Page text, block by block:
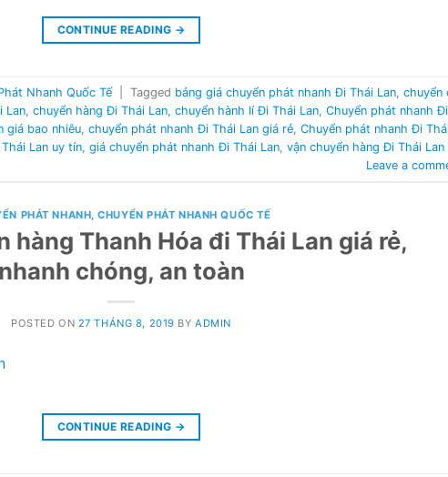
CONTINUE READING →
Nhanh Quốc Tế Tagged bảng giá chuyển phát nhanh Đi Thái Lan chuyển
Lan chuyển hàng Đi Thái Lan chuyển hành lí Đi Thái Lan Chuyển phát nhanh Đi
giá bao nhiêu chuyển phát nhanh Đi Thái Lan giá rẻ Chuyển phát nhanh Đi
Lan uy tín giá chuyển phát nhanh Đi Thái Lan vận chuyển hàng Đi Thái Lan
Leave a
PHÁT NHANH,CHUYỂN PHÁT NHANH QUỐC TẾ
hàng Thanh Hóa đi Thái Lan giá rẻ,
nhanh chóng, an toàn
POSTED ON 27 THÁNG 8, 2019 BY ADMIN
CONTINUE READING →